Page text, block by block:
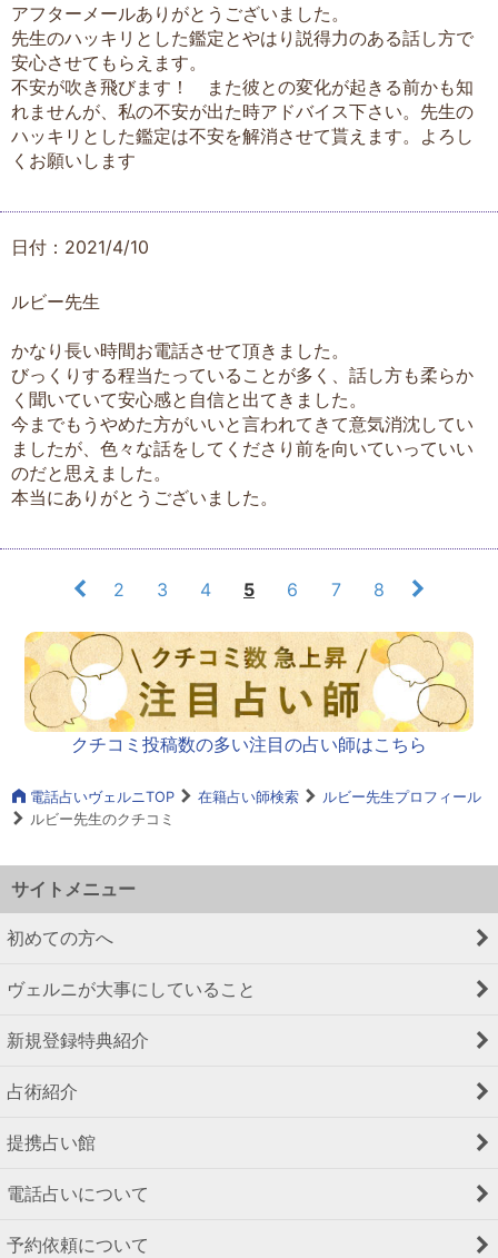
アフターメールありがとうございました。
先生のハッキリとした鑑定とやはり説得力のある話し方で
安心させてもらえます。
不安が吹き飛びます！ また彼との変化が起きる前かも知
れませんが、私の不安が出た時アドバイス下さい。先生の
ハッキリとした鑑定は不安を解消させて貰えます。よろし
くお願いします
日付：2021/4/10
ルビー先生
かなり長い時間お電話させて頂きました。
びっくりする程当たっていることが多く、話し方も柔らか
く聞いていて安心感と自信と出てきました。
今までもうやめた方がいいと言われてきて意気消沈してい
ましたが、色々な話をしてくださり前を向いていっていい
のだと思えました。
本当にありがとうございました。
2 3 4 5 6 7 8
クチコミ投稿数の多い注目の占い師はこちら
電話占いヴェルニTOP 在籍占い師検索
ルビー先生プロフィール
ルビー先生のクチコミ
サイトメニュー
初めての方へ
ヴェルニが大事にしていること
新規登録特典紹介
占術紹介
提携占い館
電話占いについて
予約依頼について